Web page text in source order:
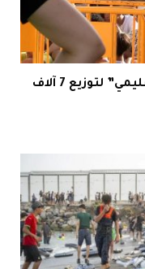
إسبانيا تتجه لتفعيل “التضامن الإقليمي” لتوزيع 7 آلاف